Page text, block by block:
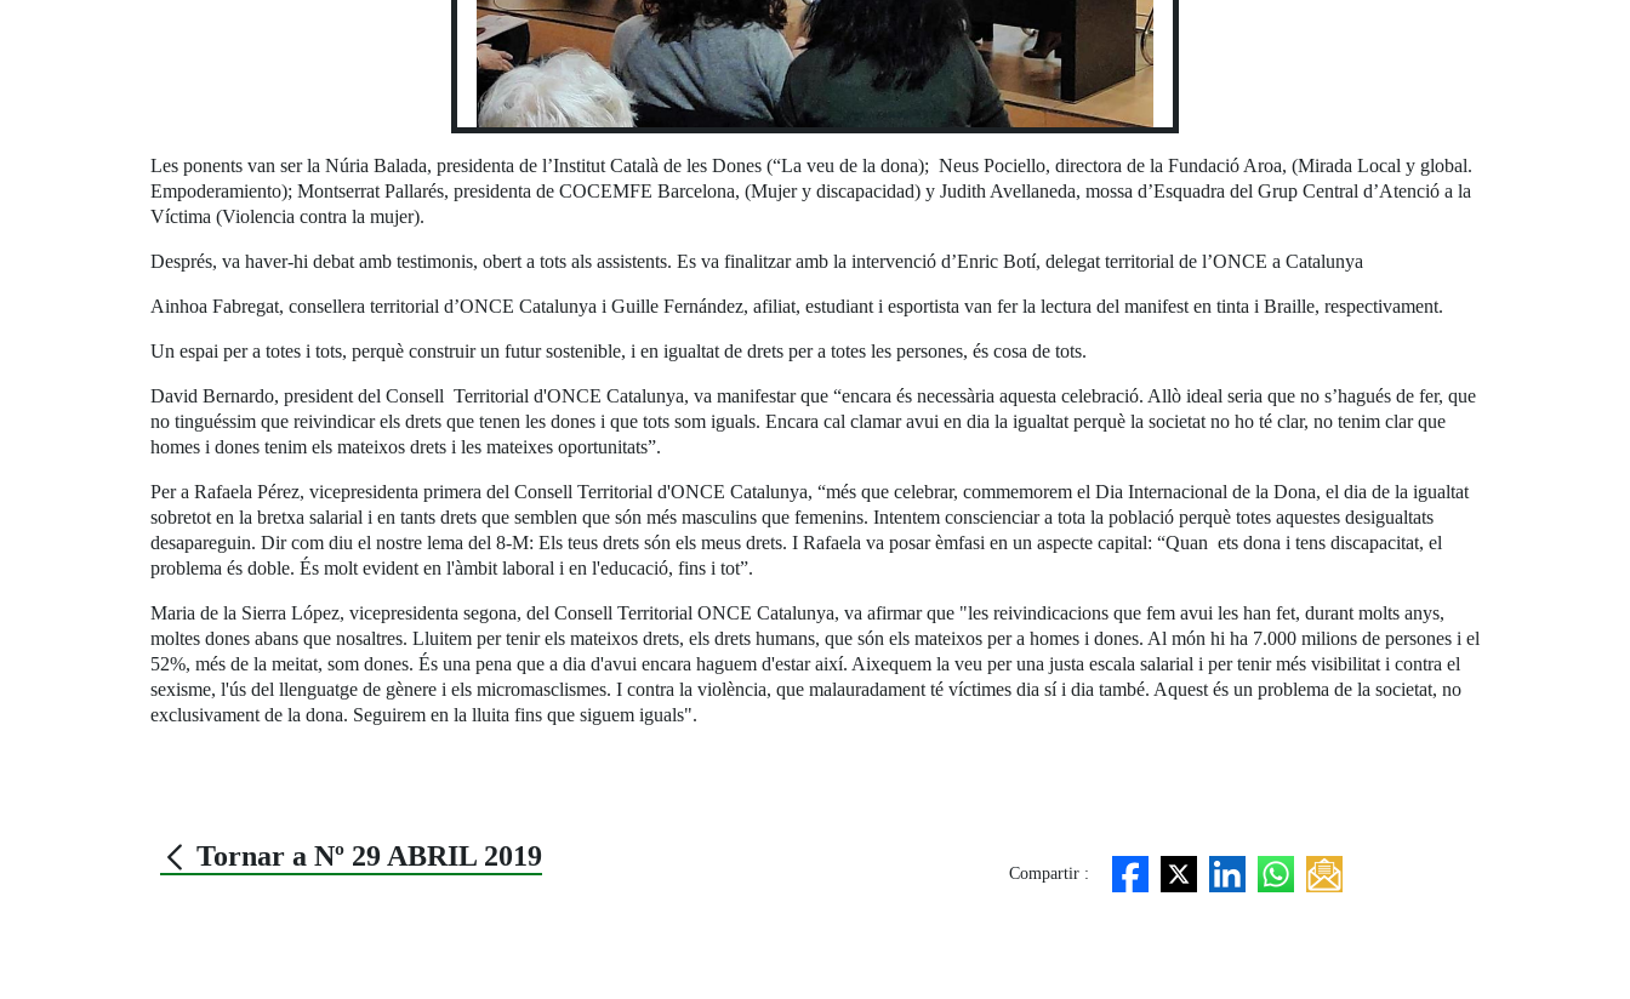
Les ponents van ser la Núria Balada, presidenta de l’Institut Català de les Dones (“La veu de la dona); Neus Pociello, directora de la Fundació Aroa, (Mirada Local y global.
Empoderamiento); Montserrat Pallarés, presidenta de COCEMFE Barcelona, (Mujer y discapacidad) y Judith Avellaneda, mossa d’Esquadra del Grup Central d’Atenció a la
Víctima (Violencia contra la mujer).
Després, va haver-hi debat amb testimonis, obert a tots als assistents. Es va finalitzar amb la intervenció d’Enric Botí, delegat territorial de l’ONCE a Catalunya
Ainhoa Fabregat, consellera territorial d’ONCE Catalunya i Guille Fernández, afiliat, estudiant i esportista van fer la lectura del manifest en tinta i Braille, respectivament.
Un espai per a totes i tots, perquè construir un futur sostenible, i en igualtat de drets per a totes les persones, és cosa de tots.
David Bernardo, president del Consell Territorial d'ONCE Catalunya, va manifestar que “encara és necessària aquesta celebració. Allò ideal seria que no s’hagués de fer, que
no tinguéssim que reivindicar els drets que tenen les dones i que tots som iguals. Encara cal clamar avui en dia la igualtat perquè la societat no ho té clar, no tenim clar que
homes i dones tenim els mateixos drets i les mateixes oportunitats”.
Per a Rafaela Pérez, vicepresidenta primera del Consell Territorial d'ONCE Catalunya, “més que celebrar, commemorem el Dia Internacional de la Dona, el dia de la igualtat
sobretot en la bretxa salarial i en tants drets que semblen que són més masculins que femenins. Intentem conscienciar a tota la població perquè totes aquestes desigualtats
desapareguin. Dir com diu el nostre lema del 8-M: Els teus drets són els meus drets. I Rafaela va posar èmfasi en un aspecte capital: “Quan ets dona i tens discapacitat, el
problema és doble. És molt evident en l'àmbit laboral i en l'educació, fins i tot”.
Maria de la Sierra López, vicepresidenta segona, del Consell Territorial ONCE Catalunya, va afirmar que "les reivindicacions que fem avui les han fet, durant molts anys,
moltes dones abans que nosaltres. Lluitem per tenir els mateixos drets, els drets humans, que són els mateixos per a homes i dones. Al món hi ha 7.000 milions de persones i el
52%, més de la meitat, som dones. És una pena que a dia d'avui encara haguem d'estar així. Aixequem la veu per una justa escala salarial i per tenir més visibilitat i contra el
sexisme, l'ús del llenguatge de gènere i els micromasclismes. I contra la violència, que malauradament té víctimes dia sí i dia també. Aquest és un problema de la societat, no
exclusivament de la dona. Seguirem en la lluita fins que siguem iguals".
Tornar a Nº 29 ABRIL 2019
Compartir :